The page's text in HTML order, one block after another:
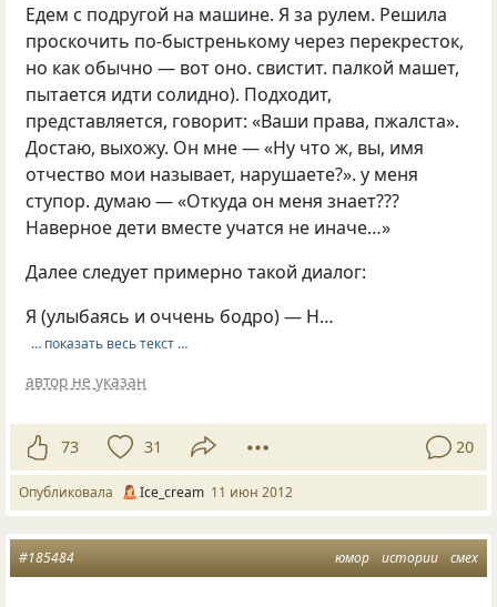
Едем с подругой на машине. Я за рулем. Решила
проскочить по-быстренькому через перекресток,
но как обычно — вот оно. свистит. палкой машет,
пытается идти солидно). Подходит,
представляется, говорит: «Ваши права, пжалста».
Достаю, выхожу. Он мне — «Ну что ж, вы, имя
отчество мои называет, нарушаете?». у меня
ступор. думаю — «Откуда он меня знает???
Наверное дети вместе учатся не иначе…»
Далее следует примерно такой диалог:
Я (улыбаясь и оччень бодро) — Н…
… показать весь текст …
автор не указан
73 31 20
Опубликовала Ice_cream 11 июн 2012
юмор истории смех
#185484